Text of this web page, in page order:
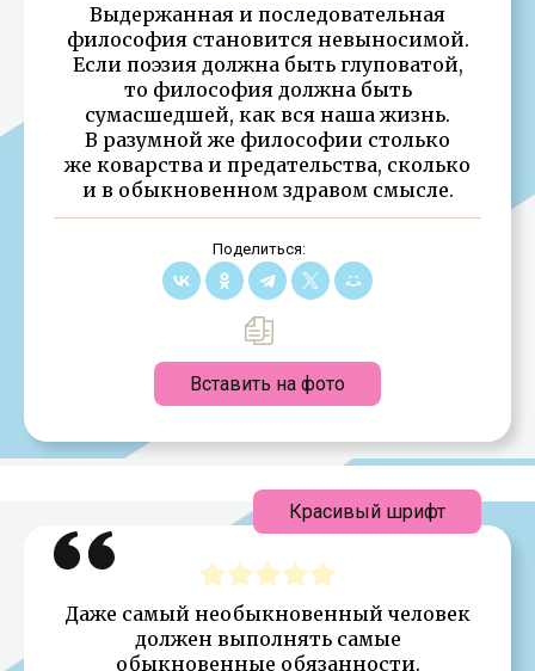
Выдержанная и последовательная
философия становится невыносимой.
Если поэзия должна быть глуповатой,
то философия должна быть
сумасшедшей, как вся наша жизнь.
В разумной же философии столько
же коварства и предательства, сколько
и в обыкновенном здравом смысле.
Поделиться:
Вставить на фото
Даже самый необыкновенный человек
должен выполнять самые
обыкновенные обязанности.
Красивый шрифт